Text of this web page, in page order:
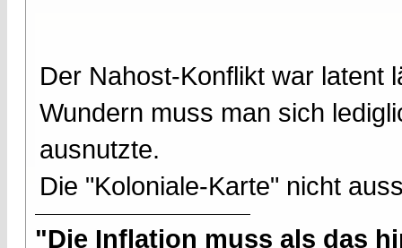
Der Nahost-Konflikt war latent
Wundern muss man sich
ausnutzte.
Die "Koloniale-Karte" nicht
"Die Inflation muss als das